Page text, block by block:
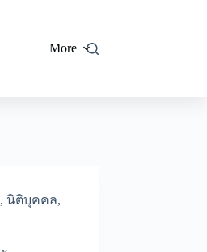
More
, นิติบุคคล,